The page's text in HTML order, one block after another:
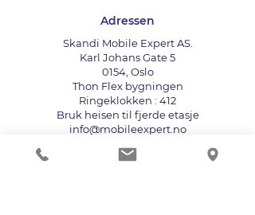
Adressen
Skandi Mobile Expert AS.
Karl Johans Gate 5
0154, Oslo
Thon Flex bygningen
Ringeklokken : 412
Bruk heisen til fjerde etasje
info@mobileexpert.no